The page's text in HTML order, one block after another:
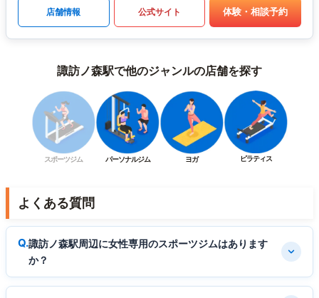
店舗情報 公式サイト 体験・相談予約
諏訪ノ森駅で他のジャンルの店舗を探す
スポーツジム パーソナルジム ヨガ ピラティス
よくある質問
諏訪ノ森駅周辺に女性専用のスポーツジムはあります
か？